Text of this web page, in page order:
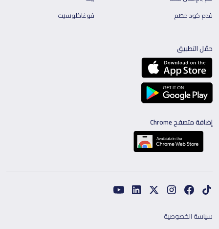
قدم كود خصم
فوغاكلوسيت
حمّل التطبيق
إضافة متصفح Chrome
سياسة الخصوصية